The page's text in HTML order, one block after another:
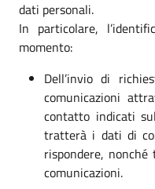
dati personali.
In particolare,
momento:
Dell’invio di
comunicazioni
contatto indicati
tratterà i dati di
rispondere,
comunicazioni.